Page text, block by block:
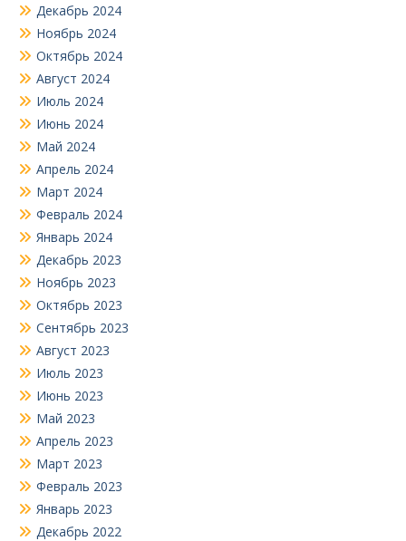
Декабрь 2024
Ноябрь 2024
Октябрь 2024
Август 2024
Июль 2024
Июнь 2024
Май 2024
Апрель 2024
Март 2024
Февраль 2024
Январь 2024
Декабрь 2023
Ноябрь 2023
Октябрь 2023
Сентябрь 2023
Август 2023
Июль 2023
Июнь 2023
Май 2023
Апрель 2023
Март 2023
Февраль 2023
Январь 2023
Декабрь 2022